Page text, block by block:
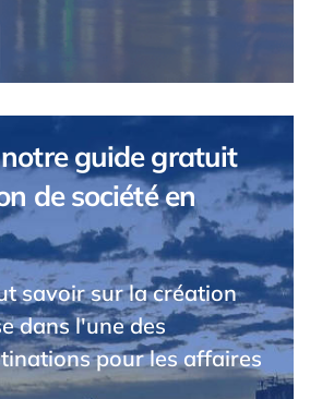
guide gratuit
de société en
savoir sur la création
dans l'une des
pour les affaires